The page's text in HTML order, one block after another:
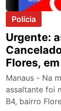
Polícia
Urgente:
Flores,
Manaus - Na
assaltante foi
B4, bairro